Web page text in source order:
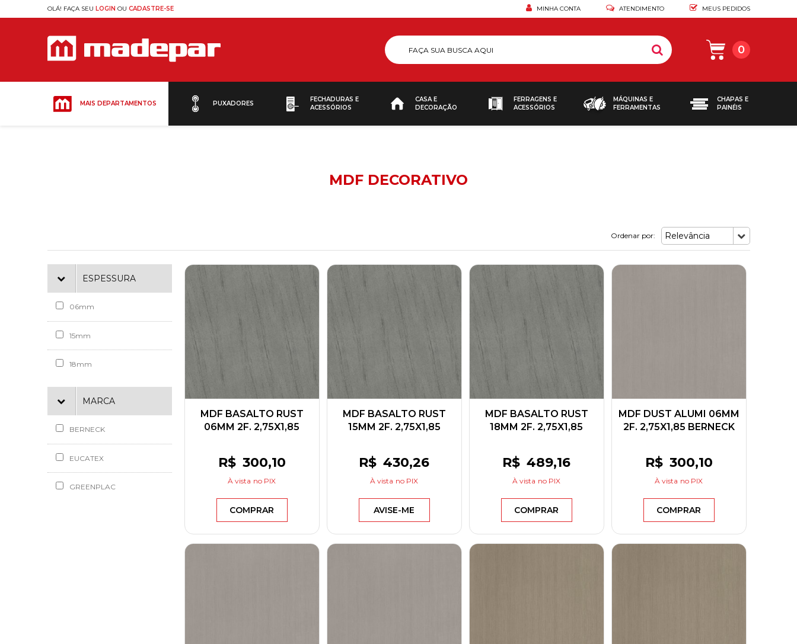
OLÁ! FAÇA SEU LOGIN OU CADASTRE-SE MINHA CONTA ATENDIMENTO MEUS PEDIDOS
0
MAIS DEPARTAMENTOS PUXADORES
FECHADURAS E
ACESSÓRIOS
CASA E
DECORAÇÃO
FERRAGENS E
ACESSÓRIOS
MÁQUINAS E
FERRAMENTAS
CHAPAS E
PAINÉIS
MDF DECORATIVO
Ordenar por: Relevância
ESPESSURA
06mm
15mm
18mm
MARCA
BERNECK
EUCATEX
GREENPLAC
MDF BASALTO RUST
06MM 2F. 2,75X1,85
R$ 300,10
À vista no PIX
COMPRAR
MDF BASALTO RUST
15MM 2F. 2,75X1,85
R$ 430,26
À vista no PIX
AVISE-ME
MDF BASALTO RUST
18MM 2F. 2,75X1,85
R$ 489,16
À vista no PIX
COMPRAR
MDF DUST ALUMI 06MM
2F. 2,75X1,85 BERNECK
R$ 300,10
À vista no PIX
COMPRAR